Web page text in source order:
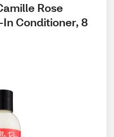
Rose
In Conditioner, 8